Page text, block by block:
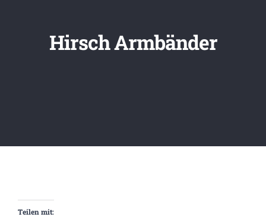
Hirsch Armbänder
Teilen mit: